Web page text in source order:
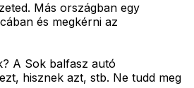
Más országban egy
és megkérni az
A Sok balfasz autó
hisznek azt, stb. Ne tudd meg